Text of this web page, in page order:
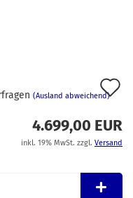
(Ausland abweichend)
4.699,00 EUR
inkl. 19% MwSt. zzgl. Versand